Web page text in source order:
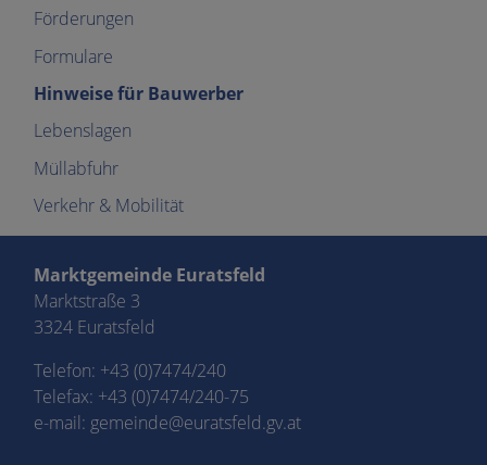
Förderungen
Formulare
Hinweise für Bauwerber
Lebenslagen
Müllabfuhr
Verkehr & Mobilität
Marktgemeinde Euratsfeld
Marktstraße 3
3324 Euratsfeld
Telefon: +43 (0)7474/240
Telefax: +43 (0)7474/240-75
e-mail: gemeinde@euratsfeld.gv.at